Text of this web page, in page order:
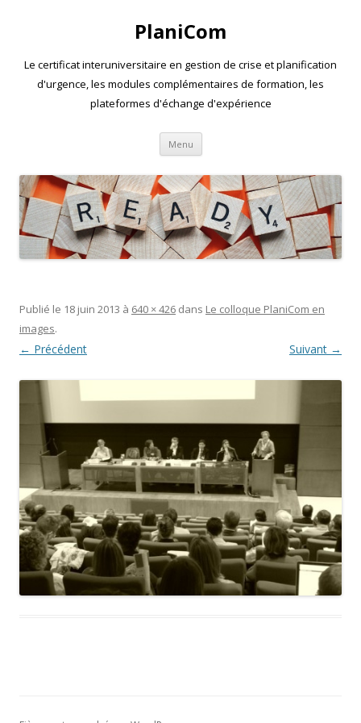
PlaniCom
Le certificat interuniversitaire en gestion de crise et planification
d'urgence, les modules complémentaires de formation, les
plateformes d'échange d'expérience
Menu Aller
contenu
Publié le 18 juin 2013 à 640 × 426 dans Le colloque PlaniCom en
images.
← Précédent Suivant →